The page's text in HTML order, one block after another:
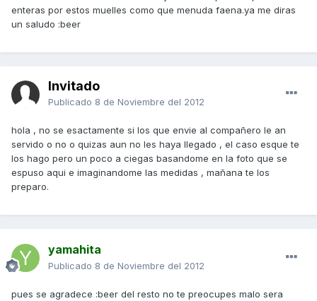
enteras por estos muelles como que menuda faena.ya me diras
un saludo :beer
Invitado
Publicado 8 de Noviembre del 2012
hola , no se esactamente si los que envie al compañero le an
servido o no o quizas aun no les haya llegado , el caso esque te
los hago pero un poco a ciegas basandome en la foto que se
espuso aqui e imaginandome las medidas , mañana te los
preparo.
yamahita
Publicado 8 de Noviembre del 2012
pues se agradece :beer del resto no te preocupes malo sera